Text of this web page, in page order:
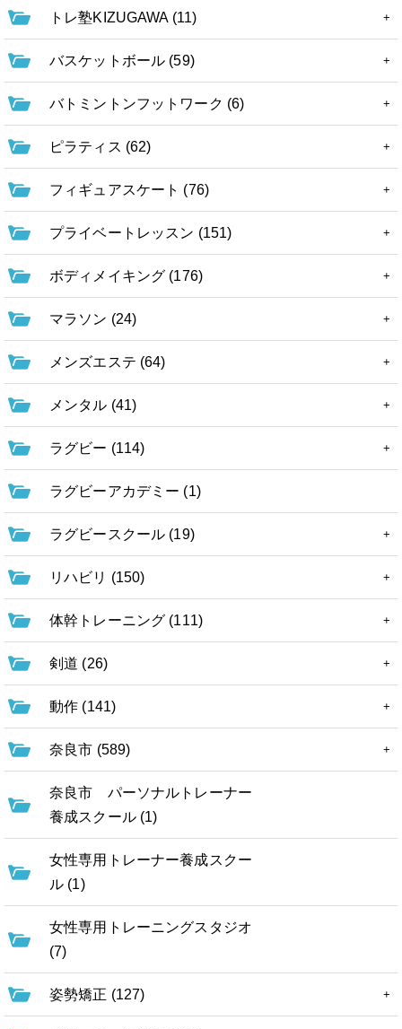
トレ塾KIZUGAWA (11)
バスケットボール (59)
バトミントンフットワーク (6)
ピラティス (62)
フィギュアスケート (76)
プライベートレッスン (151)
ボディメイキング (176)
マラソン (24)
メンズエステ (64)
メンタル (41)
ラグビー (114)
ラグビーアカデミー (1)
ラグビースクール (19)
リハビリ (150)
体幹トレーニング (111)
剣道 (26)
動作 (141)
奈良市 (589)
奈良市 パーソナルトレーナー
養成スクール (1)
女性専用トレーナー養成スクー
ル (1)
女性専用トレーニングスタジオ
(7)
姿勢矯正 (127)